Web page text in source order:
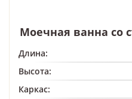
Моечная ванна со
Длина:
Высота:
Каркас: